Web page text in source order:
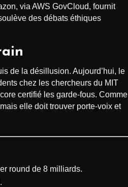
via AWS GovCloud, fournit
des débats éthiques
de la désillusion. Aujourd’hui, le
chez les chercheurs du MIT
certifié les garde-fous. Comme
elle doit trouver porte-voix et
round de 8 milliards.